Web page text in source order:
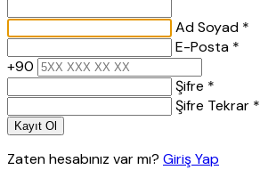
Ad Soyad *
E-Posta *
+90
Şifre *
Şifre Tekrar *
Kayıt Ol
Zaten hesabınız var mı? Giriş Yap